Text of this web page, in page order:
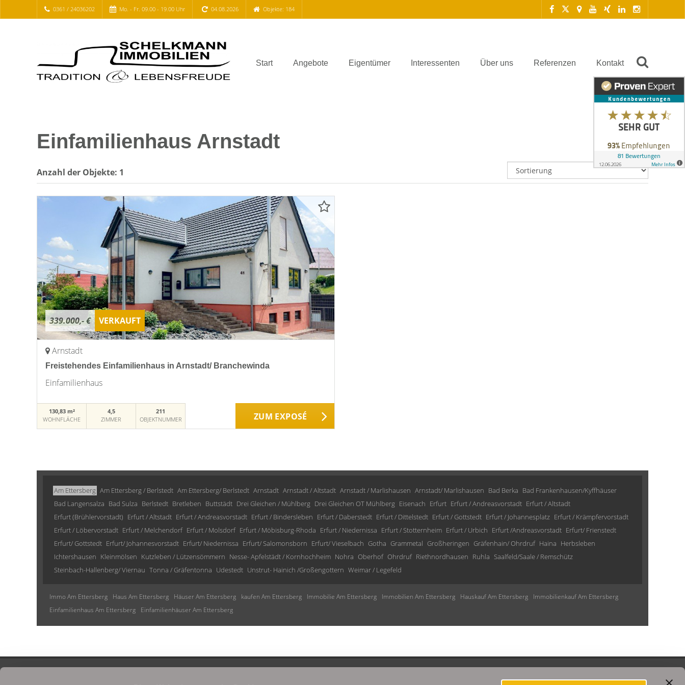
0361 / 24036202 Mo. - Fr. 09.00 - 19.00 Uhr 04.08.2026 Objekte: 184
Start Angebote Eigentümer Interessenten Über uns Referenzen Kontakt
Einfamilienhaus Arnstadt
Anzahl der Objekte: 1
339.000,- € VERKAUFT
Arnstadt
Freistehendes Einfamilienhaus in Arnstadt/ Branchewinda
Einfamilienhaus
130,83 m²
WOHNFLÄCHE
4,5
ZIMMER
211
OBJEKTNUMMER
ZUM EXPOSÉ
Am Ettersberg Am Ettersberg / Berlstedt Am Ettersberg/ Berlstedt Arnstadt Arnstadt / Altstadt Arnstadt / Marlishausen Arnstadt/ Marlishausen Bad Berka Bad Frankenhausen/Kyffhäuser
Bad Langensalza Bad Sulza Berlstedt Bretleben Buttstädt Drei Gleichen / Mühlberg Drei Gleichen OT Mühlberg Eisenach Erfurt Erfurt / Andreasvorstadt Erfurt / Altstadt
Erfurt (Brühlervorstadt) Erfurt / Altstadt Erfurt / Andreasvorstadt Erfurt / Bindersleben Erfurt / Daberstedt Erfurt / Dittelstedt Erfurt / Gottstedt Erfurt / Johannesplatz Erfurt / Krämpfervorstadt
Erfurt / Löbervorstadt Erfurt / Melchendorf Erfurt / Molsdorf Erfurt / Möbisburg-Rhoda Erfurt / Niedernissa Erfurt / Stotternheim Erfurt / Urbich Erfurt /Andreasvorstadt Erfurt/ Frienstedt
Erfurt/ Gottstedt Erfurt/ Johannesvorstadt Erfurt/ Niedernissa Erfurt/ Salomonsborn Erfurt/ Vieselbach Gotha Grammetal Großheringen Gräfenhain/ Ohrdruf Haina Herbsleben
Ichtershausen Kleinmölsen Kutzleben / Lützensömmern Nesse- Apfelstädt / Kornhochheim Nohra Oberhof Ohrdruf Riethnordhausen Ruhla Saalfeld/Saale / Remschütz
Steinbach-Hallenberg/ Viernau Tonna / Gräfentonna Udestedt Unstrut- Hainich /Großengottern Weimar / Legefeld
Immo Am Ettersberg Haus Am Ettersberg Häuser Am Ettersberg kaufen Am Ettersberg Immobilie Am Ettersberg Immobilien Am Ettersberg Hauskauf Am Ettersberg
Immobilienkauf Am Ettersberg
Einfamilienhaus Am Ettersberg
Einfamilienhäuser Am Ettersberg